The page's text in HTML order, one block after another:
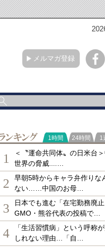
メルマガ登録
ランキン
1時間 24時間 1
1
＜〝運命共同体〟の日米台
世界の脅威....…
2
早朝5時からキャラ弁作りな
ない……中国のお母…
3
日本でも進む「在宅勤務廃止
GMO・熊谷代表の投稿で…
4
「生活習慣病」という呼称
しれない理由…「自…